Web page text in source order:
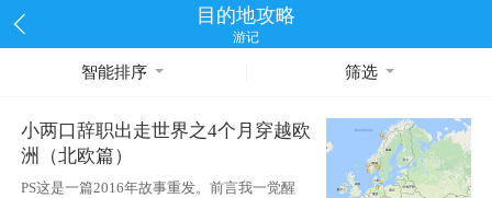
目的地攻略
游记
智能排序 筛选
小两口辞职出走世界之4个月穿越欧
洲（北欧篇）
PS这是一篇2016年故事重发。前言我一觉醒